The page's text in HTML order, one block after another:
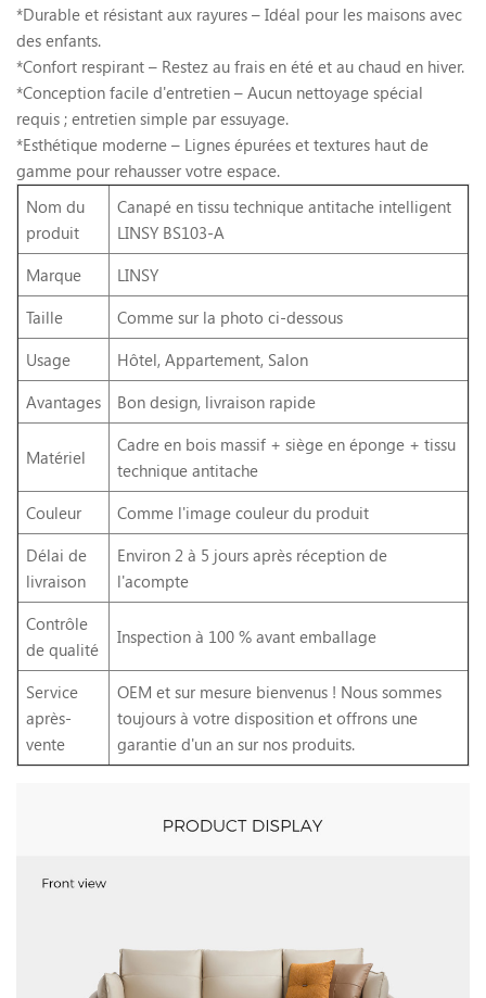
*Durable et résistant aux rayures – Idéal pour les maisons avec
des enfants.
*Confort respirant – Restez au frais en été et au chaud en hiver.
*Conception facile d'entretien – Aucun nettoyage spécial
requis ; entretien simple par essuyage.
*Esthétique moderne – Lignes épurées et textures haut de
gamme pour rehausser votre espace.
Nom du
produit
Canapé en tissu technique antitache intelligent
LINSY BS103-A
Marque
LINSY
Taille
Comme sur la photo ci-dessous
Usage
Hôtel, Appartement, Salon
Avantages
Bon design, livraison rapide
Matériel
Cadre en bois massif + siège en éponge + tissu
technique antitache
Couleur
Comme l'image couleur du produit
Délai de
livraison
Environ 2 à 5 jours après réception de
l'acompte
Contrôle
de qualité
Inspection à 100 % avant emballage
Service
après-
vente
OEM et sur mesure bienvenus ! Nous sommes
toujours à votre disposition et offrons une
garantie d'un an sur nos produits.